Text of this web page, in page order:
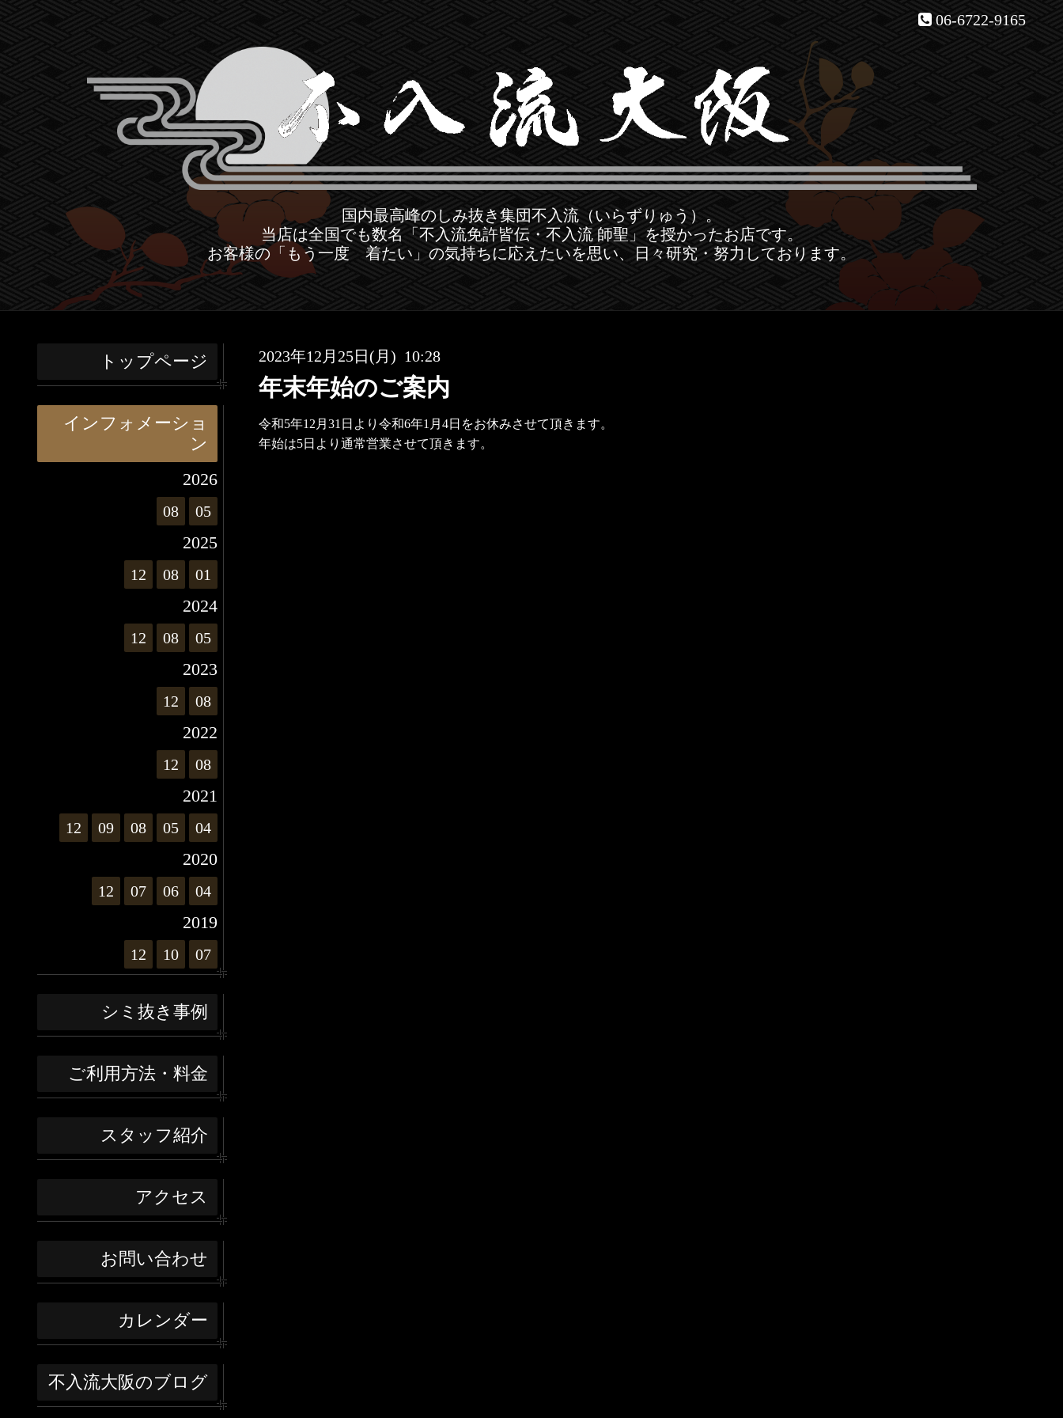
06-6722-9165
国内最高峰のしみ抜き集団不入流（いらずりゅう）。
当店は全国でも数名「不入流免許皆伝・不入流 師聖」を授かったお店です。
お客様の「もう一度 着たい」の気持ちに応えたいを思い、日々研究・努力しております。
トップページ
インフォメーショ
ン
2026
08 05
2025
12 08 01
2024
12 08 05
2023
12 08
2022
12 08
2021
12 09 08 05 04
2020
12 07 06 04
2019
12 10 07
シミ抜き事例
ご利用方法・料金
スタッフ紹介
アクセス
お問い合わせ
カレンダー
不入流大阪のブログ
2023年12月25日(月) 10:28
年末年始のご案内
令和5年12月31日より令和6年1月4日をお休みさせて頂きます。
年始は5日より通常営業させて頂きます。